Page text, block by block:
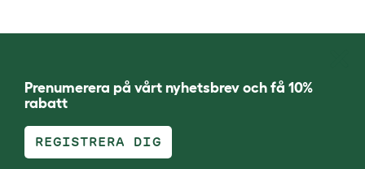
Prenumerera på vårt nyhetsbrev och få 10%
rabatt
REGISTRERA DIG